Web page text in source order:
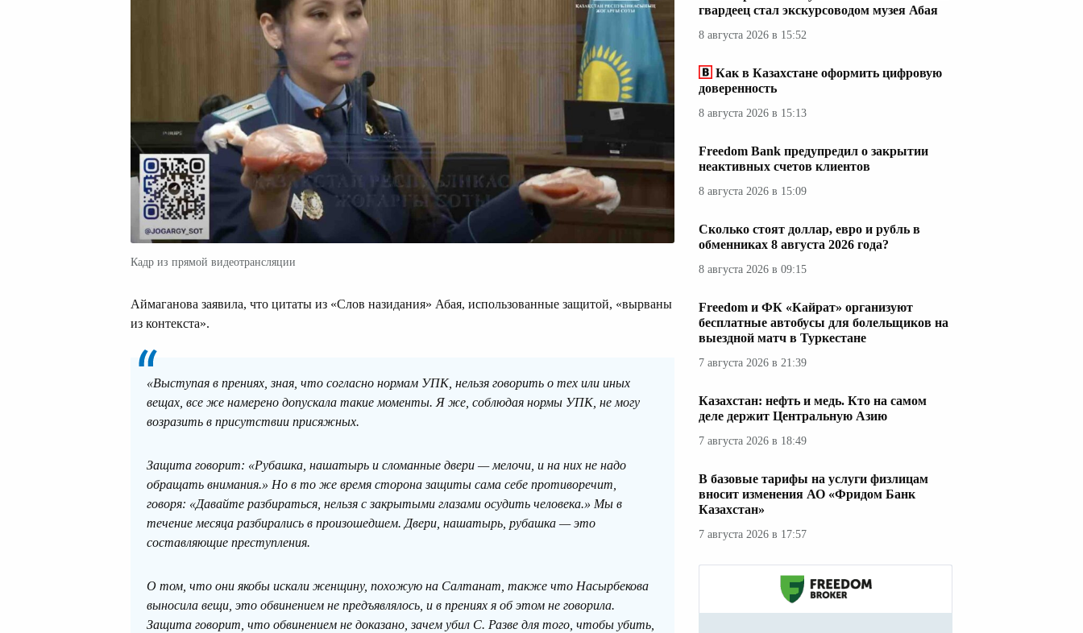
Кадр из прямой видеотрансляции
Аймаганова заявила, что цитаты из «Слов назидания» Абая, использованные защитой, «вырваны
из контекста».
«Выступая в прениях, зная, что согласно нормам УПК, нельзя говорить о тех или иных
вещах, все же намерено допускала такие моменты. Я же, соблюдая нормы УПК, не могу
возразить в присутствии присяжных.
Защита говорит: «Рубашка, нашатырь и сломанные двери — мелочи, и на них не надо
обращать внимания.» Но в то же время сторона защиты сама себе противоречит,
говоря: «Давайте разбираться, нельзя с закрытыми глазами осудить человека.» Мы в
течение месяца разбирались в произошедшем. Двери, нашатырь, рубашка — это
составляющие преступления.
О том, что они якобы искали женщину, похожую на Салтанат, также что Насырбекова
выносила вещи, это обвинением не предъявлялось, и в прениях я об этом не говорила.
Защита говорит, что обвинением не доказано, зачем убил С. Разве для того, чтобы убить,
гвардеец стал экскурсоводом музея Абая
8 августа 2026 в 15:52
Как в Казахстане оформить цифровую
доверенность
8 августа 2026 в 15:13
Freedom Bank предупредил о закрытии
неактивных счетов клиентов
8 августа 2026 в 15:09
Сколько стоят доллар, евро и рубль в
обменниках 8 августа 2026 года?
8 августа 2026 в 09:15
Freedom и ФК «Кайрат» организуют
бесплатные автобусы для болельщиков на
выездной матч в Туркестане
7 августа 2026 в 21:39
Казахстан: нефть и медь. Кто на самом
деле держит Центральную Азию
7 августа 2026 в 18:49
В базовые тарифы на услуги физлицам
вносит изменения АО «Фридом Банк
Казахстан»
7 августа 2026 в 17:57